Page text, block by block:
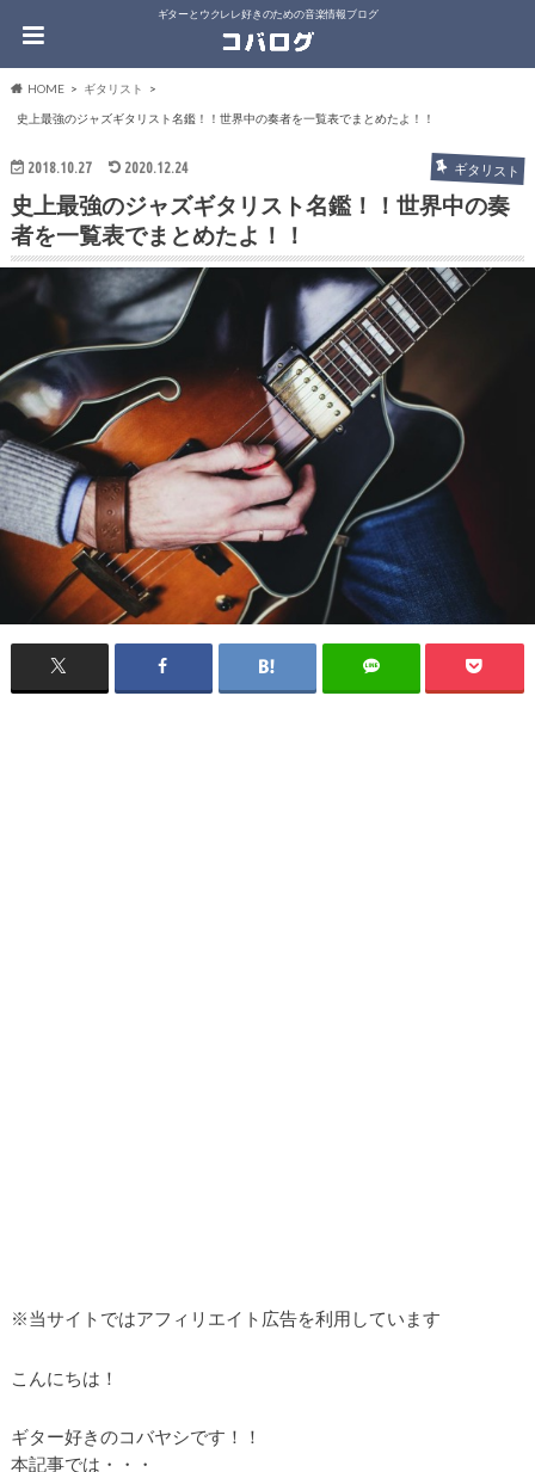
ギターとウクレレ好きのための音楽情報ブログ
HOME ギタリスト
史上最強のジャズギタリスト名鑑！！世界中の奏者を一覧表でまとめたよ！！
2018.10.27 2020.12.24 ギタリスト
史上最強のジャズギタリスト名鑑！！世界中の奏
者を一覧表でまとめたよ！！
※当サイトではアフィリエイト広告を利用しています
こんにちは！
ギター好きのコバヤシです！！
本記事では・・・